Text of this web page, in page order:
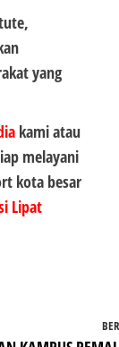
yang
kami atau
melayani
kota besar
Lipat